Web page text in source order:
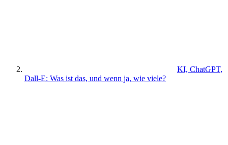
KI, ChatGPT,
Dall-E: Was ist das, und wenn ja, wie viele?